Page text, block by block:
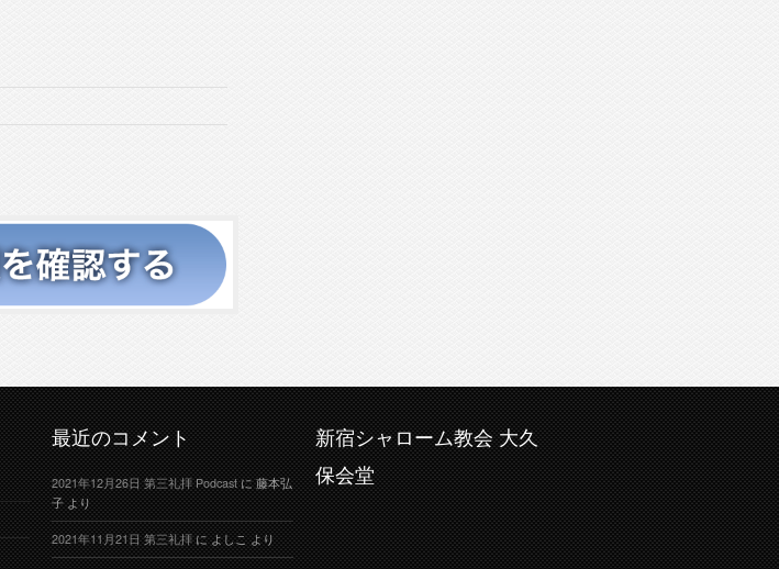
最近のコメント
2021年12月26日 第三礼拝 Podcastに藤本弘
子より
2021年11月21日 第三礼拝によしこより
新宿シャローム教会 大久
保会堂